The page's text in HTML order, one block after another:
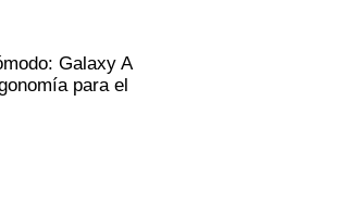
Galaxy A
para el